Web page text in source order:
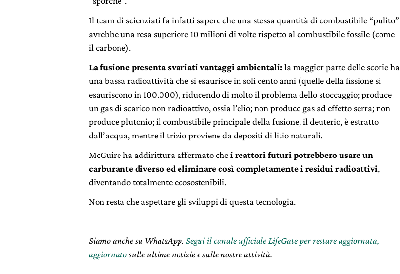
Il team di scienziati fa infatti sapere che una stessa quantità di combustibile “pulito”
avrebbe una resa superiore 10 milioni di volte rispetto al combustibile fossile (come
il carbone).
La fusione presenta svariati vantaggi ambientali:la maggior parte delle scorie ha
una bassa radioattività che si esaurisce in soli cento anni (quelle della fissione si
esauriscono in 100.000), riducendo di molto il problema dello stoccaggio; produce
un gas di scarico non radioattivo, ossia l’elio; non produce gas ad effetto serra; non
produce plutonio; il combustibile principale della fusione, il deuterio, è estratto
dall’acqua, mentre il trizio proviene da depositi di litio naturali.
McGuire ha addirittura affermato chei reattori futuri potrebbero usare un
carburante diverso ed eliminare così completamente i residui radioattivi,
diventando totalmente ecosostenibili.
Non resta che aspettare gli sviluppi di questa tecnologia.
Siamo anche su WhatsApp. Segui il canale ufficiale LifeGate per restare aggiornata,
aggiornatosulle ultime notizie e sulle nostre attività.